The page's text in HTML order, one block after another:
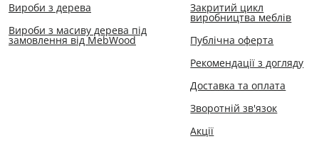
Вироби з дерева
Вироби з масиву дерева під
замовлення від MebWood
Закритий цикл
виробництва меблів
Публічна оферта
Рекомендації з догляду
Доставка та оплата
Зворотній зв'язок
Акції